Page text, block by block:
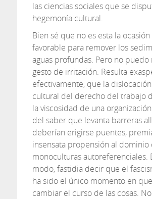
las ciencias sociales que se
hegemonía cultural.
Bien sé que no es esta la ocasión
favorable para remover los
aguas profundas. Pero no
gesto de irritación. Resulta
efectivamente, que la
cultural del derecho del trabajo
la viscosidad de una
del saber que levanta barreras
deberían erigirse puentes,
insensata propensión al dominio
monoculturas autoreferenciales.
modo, fastidia decir que el
ha sido el único momento en
cambiar el curso de las cosas.